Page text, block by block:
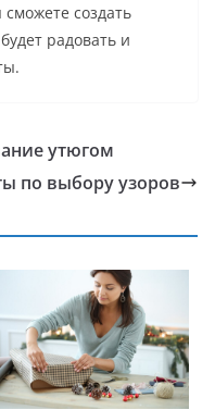
создать
радовать и
утюгом
по выбору узоров